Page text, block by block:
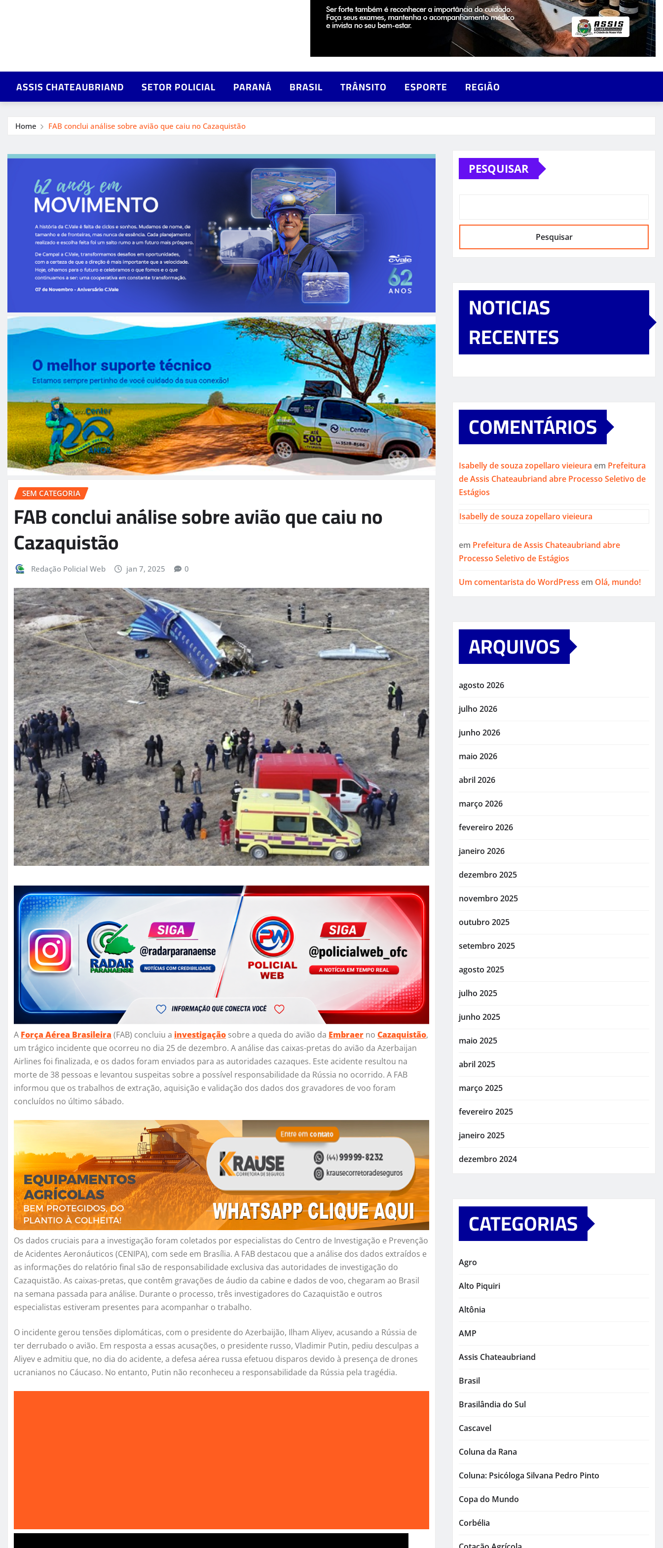
ASSIS CHATEAUBRIAND SETOR POLICIAL PARANÁ BRASIL TRÂNSITO ESPORTE REGIÃO
Home FAB conclui análise sobre avião que caiu no Cazaquistão
SEM CATEGORIA
FAB conclui análise sobre avião que caiu no
Cazaquistão
Redação Policial Web jan 7, 2025 0
A Força Aérea Brasileira (FAB) concluiu a investigação sobre a queda do avião da Embraer no Cazaquistão,
um trágico incidente que ocorreu no dia 25 de dezembro. A análise das caixas-pretas do avião da Azerbaijan
Airlines foi finalizada, e os dados foram enviados para as autoridades cazaques. Este acidente resultou na
morte de 38 pessoas e levantou suspeitas sobre a possível responsabilidade da Rússia no ocorrido. A FAB
informou que os trabalhos de extração, aquisição e validação dos dados dos gravadores de voo foram
concluídos no último sábado.
Os dados cruciais para a investigação foram coletados por especialistas do Centro de Investigação e Prevenção
de Acidentes Aeronáuticos (CENIPA), com sede em Brasília. A FAB destacou que a análise dos dados extraídos e
as informações do relatório final são de responsabilidade exclusiva das autoridades de investigação do
Cazaquistão. As caixas-pretas, que contêm gravações de áudio da cabine e dados de voo, chegaram ao Brasil
na semana passada para análise. Durante o processo, três investigadores do Cazaquistão e outros
especialistas estiveram presentes para acompanhar o trabalho.
O incidente gerou tensões diplomáticas, com o presidente do Azerbaijão, Ilham Aliyev, acusando a Rússia de
ter derrubado o avião. Em resposta a essas acusações, o presidente russo, Vladimir Putin, pediu desculpas a
Aliyev e admitiu que, no dia do acidente, a defesa aérea russa efetuou disparos devido à presença de drones
ucranianos no Cáucaso. No entanto, Putin não reconheceu a responsabilidade da Rússia pela tragédia.
PESQUISAR
Pesquisar
NOTICIAS
RECENTES
COMENTÁRIOS
Isabelly de souza zopellaro vieieura em Prefeitura
de Assis Chateaubriand abre Processo Seletivo de
Estágios
Isabelly de souza zopellaro vieieura
em Prefeitura de Assis Chateaubriand abre
Processo Seletivo de Estágios
Um comentarista do WordPress em Olá, mundo!
ARQUIVOS
agosto 2026
julho 2026
junho 2026
maio 2026
abril 2026
março 2026
fevereiro 2026
janeiro 2026
dezembro 2025
novembro 2025
outubro 2025
setembro 2025
agosto 2025
julho 2025
junho 2025
maio 2025
abril 2025
março 2025
fevereiro 2025
janeiro 2025
dezembro 2024
CATEGORIAS
Agro
Alto Piquiri
Altônia
AMP
Assis Chateaubriand
Brasil
Brasilândia do Sul
Cascavel
Coluna da Rana
Coluna: Psicóloga Silvana Pedro Pinto
Copa do Mundo
Corbélia